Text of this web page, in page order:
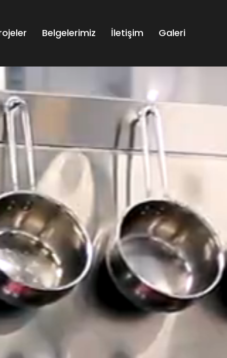
Belgelerimiz İletişim Galeri